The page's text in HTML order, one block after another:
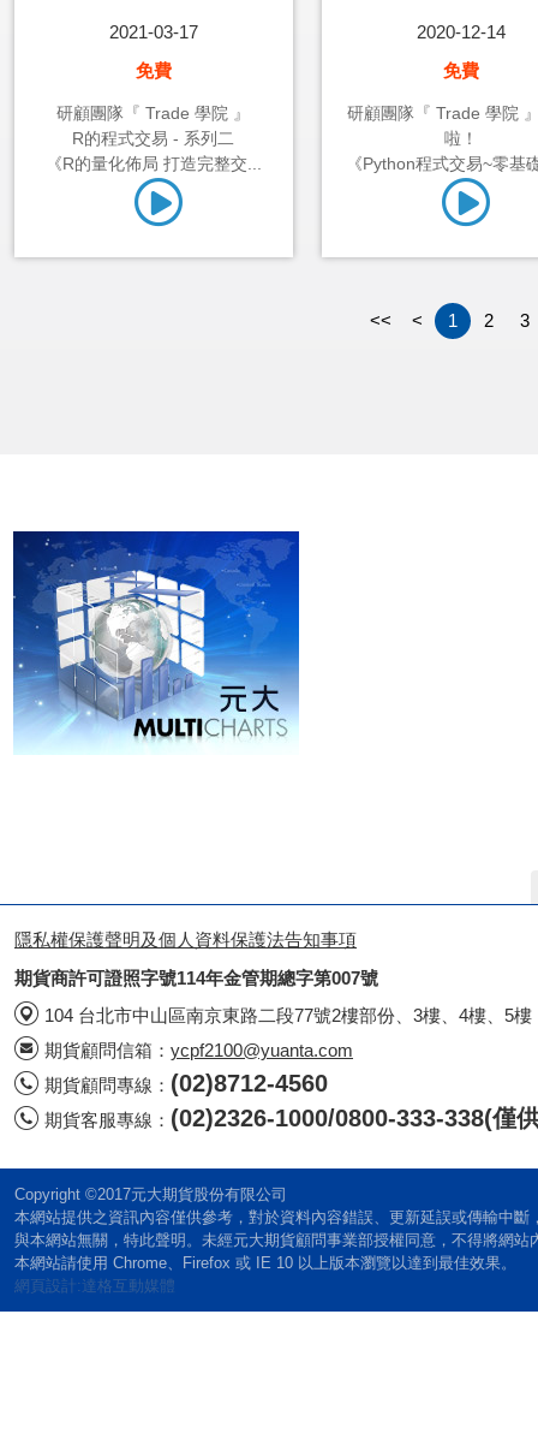
2021-03-17
免費
研顧團隊『 Trade 學院 』
R的程式交易 - 系列二
《R的量化佈局 打造完整交...
2020-12-14
免費
研顧團隊『 Trade 學院
啦！
《Python程式交易~零基
<< < 1 2 3
隱私權保護聲明及個人資料保護法告知事項
期貨商許可證照字號114年金管期總字第007號
104 台北市中山區南京東路二段77號2樓部份、3樓、4樓、5樓
期貨顧問信箱： ycpf2100@yuanta.com
期貨顧問專線： (02)8712-4560
期貨客服專線： (02)2326-1000/0800-333-338(僅
Copyright ©2017元大期貨股份有限公司
本網站提供之資訊內容僅供參考，對於資料內容錯誤、更新延誤或傳輸中
與本網站無關，特此聲明。未經元大期貨顧問事業部授權同意，不得將網站
本網站請使用 Chrome、Firefox 或 IE 10 以上版本瀏覽以達到最佳效果。
網頁設計:達格互動媒體